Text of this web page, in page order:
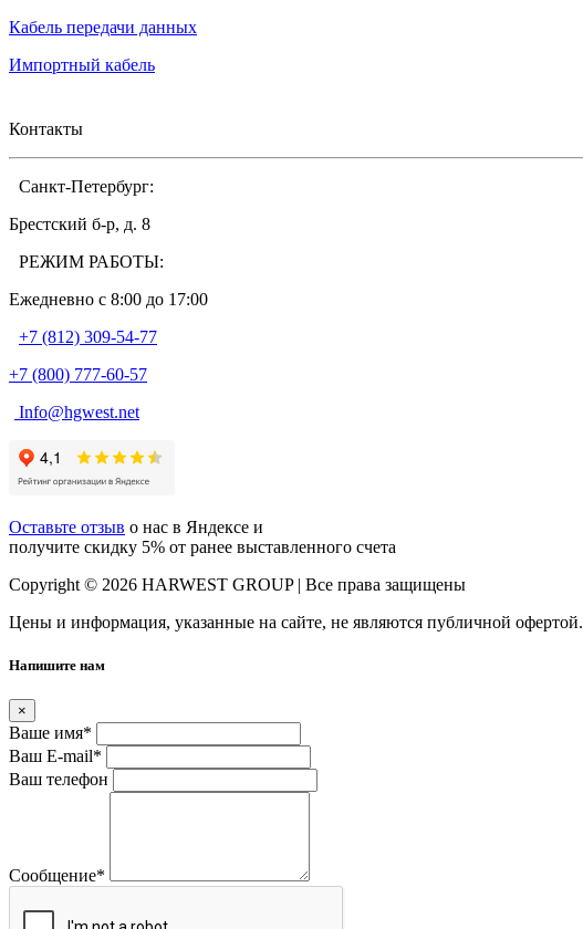
Кабель передачи данных
Импортный кабель
Контакты
Санкт-Петербург:
Брестский б-р, д. 8
РЕЖИМ РАБОТЫ:
Ежедневно c 8:00 до 17:00
+7 (812) 309-54-77
+7 (800) 777-60-57
Info@hgwest.net
Оставьте отзыв о нас в Яндексе и
получите скидку 5% от ранее выставленного счета
Copyright © 2026 HARWEST GROUP | Все права защищены
Цены и информация, указанные на сайте, не являются публичной офертой.
Напишите нам
×
Ваше имя*
Ваш E-mail*
Ваш телефон
Сообщение*